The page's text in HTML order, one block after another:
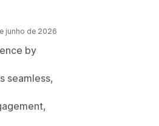
junho de 2026
by
seamless,